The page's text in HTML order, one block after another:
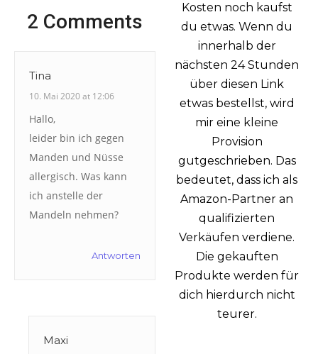
2 Comments
Tina
10. Mai 2020 at 12:06
Hallo,
leider bin ich gegen
Manden und Nüsse
allergisch. Was kann
ich anstelle der
Mandeln nehmen?
Antworten
Maxi
Kosten noch kaufst
du etwas. Wenn du
innerhalb der
nächsten 24 Stunden
über diesen Link
etwas bestellst, wird
mir eine kleine
Provision
gutgeschrieben. Das
bedeutet, dass ich als
Amazon-Partner an
qualifizierten
Verkäufen verdiene.
Die gekauften
Produkte werden für
dich hierdurch nicht
teurer.